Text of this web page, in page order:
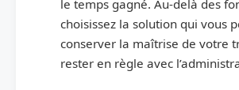
le temps gagné. Au-delà des
choisissez la solution qui vous
conserver la maîtrise de votre
rester en règle avec